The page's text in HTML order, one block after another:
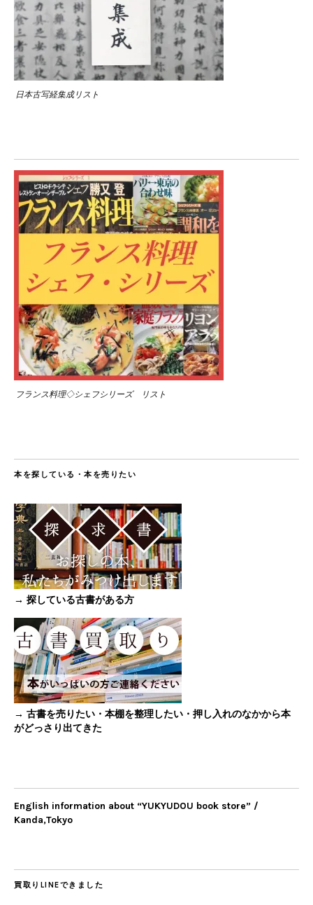
日本古写経集成リスト
フランス料理◇シェフシリーズ リスト
本を探している・本を売りたい
→ 探している古書がある方
→ 古書を売りたい・本棚を整理したい・押し入れのなかから本
がどっさり出てきた
English information about “YUKYUDOU book store” /
Kanda,Tokyo
買取りLINEできました